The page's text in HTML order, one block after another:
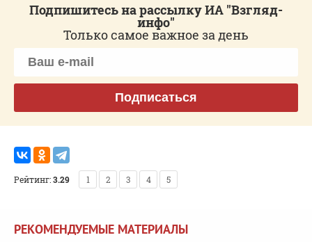
Подпишитесь на рассылку ИА "Взгляд-
инфо"
Только самое важное за день
Подписаться
Рейтинг:3.29 1 2 3 4 5
РЕКОМЕНДУЕМЫЕ МАТЕРИАЛЫ